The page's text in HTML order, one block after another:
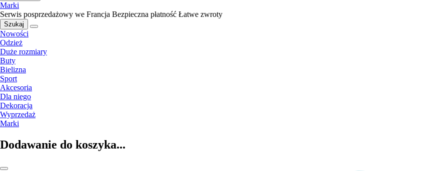
Marki
Serwis posprzedażowy we Francja Bezpieczna płatność Łatwe zwroty
Szukaj
Nowości
Odzież
Duże rozmiary
Buty
Bielizna
Sport
Akcesoria
Dla niego
Dekoracja
Wyprzedaż
Marki
Dodawanie do koszyka...